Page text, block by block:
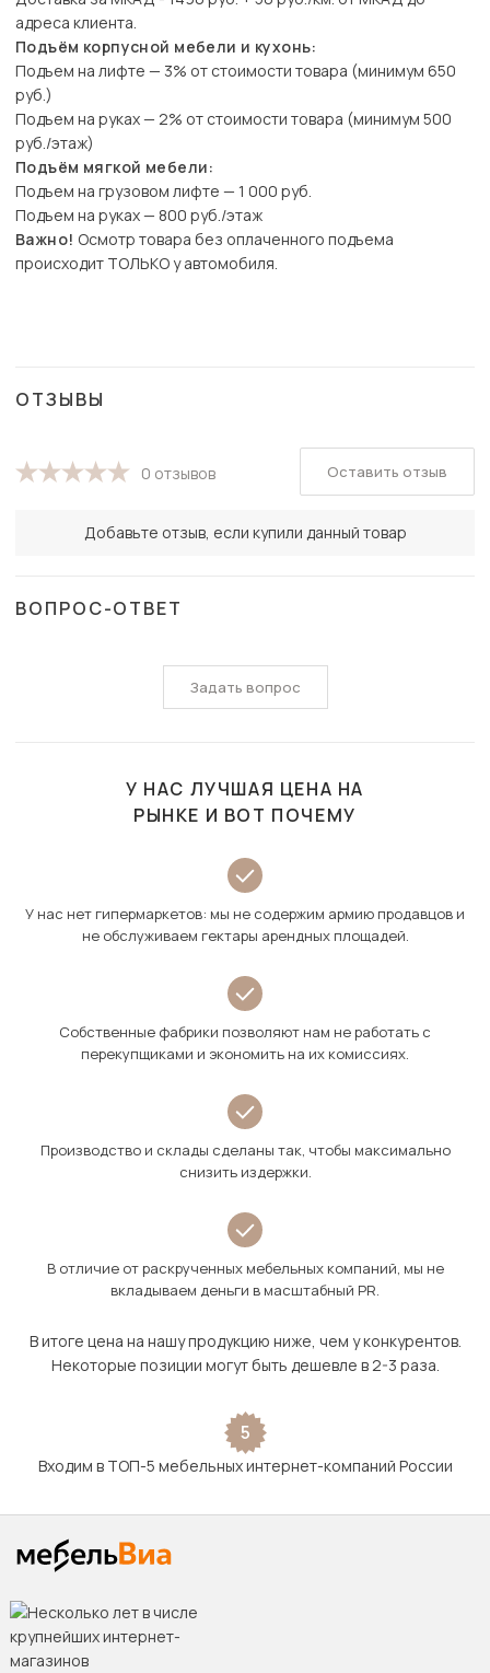
адреса клиента.
Подъём корпусной мебели и кухонь:
Подъем на лифте — 3% от стоимости товара (минимум 650
руб.)
Подъем на руках — 2% от стоимости товара (минимум 500
руб./этаж)
Подъём мягкой мебели:
Подъем на грузовом лифте — 1 000 руб.
Подъем на руках — 800 руб./этаж
Важно! Осмотр товара без оплаченного подъема
происходит ТОЛЬКО у автомобиля.
ОТЗЫВЫ
0 отзывов
Добавьте отзыв, если купили данный товар
Оставить отзыв
ВОПРОС-ОТВЕТ
Задать вопрос
У НАС ЛУЧШАЯ ЦЕНА НА
РЫНКЕ И ВОТ ПОЧЕМУ
У нас нет гипермаркетов: мы не содержим армию продавцов и
не обслуживаем гектары арендных площадей.
Собственные фабрики позволяют нам не работать с
перекупщиками и экономить на их комиссиях.
Производство и склады сделаны так, чтобы максимально
снизить издержки.
В отличие от раскрученных мебельных компаний, мы не
вкладываем деньги в масштабный PR.
В итоге цена на нашу продукцию ниже, чем у конкурентов.
Некоторые позиции могут быть дешевле в 2-3 раза.
5
Входим в ТОП-5 мебельных интернет-компаний России